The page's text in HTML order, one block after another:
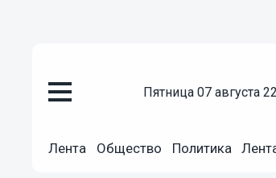
пятница 07 августа
Лента Общество Политика
26.10.201803:20